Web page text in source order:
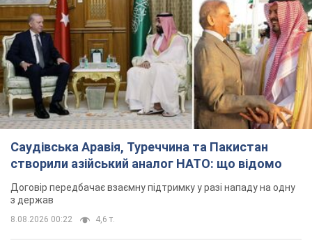
Договір передбачає взаємну підтримку у разі нападу на одну
з держав
8.08.2026 00:22 4,6 т.
На Прикарпатті після аномальної
спеки пройшла потужна злива:
дороги перетворились на річки.
Відео
курортний Буковель
5 часов назад 8,6 т.
Хорватія принизила збірну Росії зі
спортивної гімнастики, офіційно не
допустивши до чемпіонату Європи